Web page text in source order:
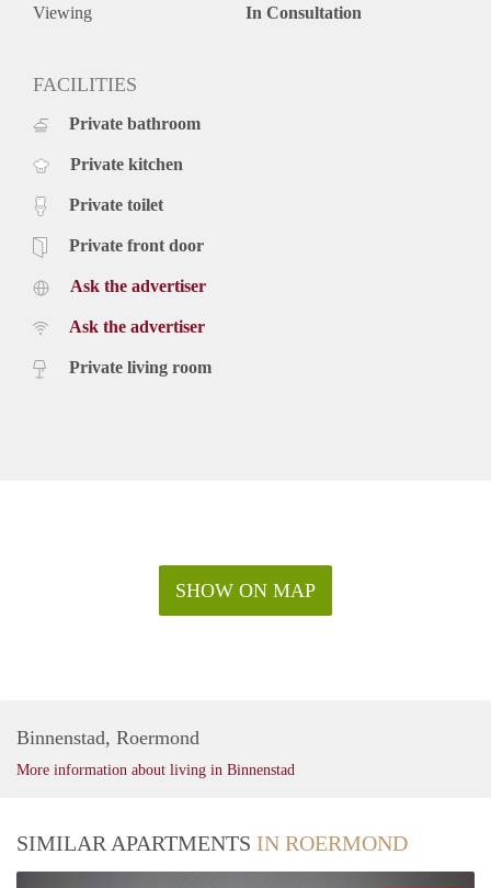
* De huurtermijn is minimaal 24 maanden:
Viewing In Consultation
FACILITIES
Private bathroom
Private kitchen
Private toilet
Private front door
Ask the advertiser
Ask the advertiser
Private living room
SHOW ON MAP
Binnenstad, Roermond
More information about living in Binnenstad
SIMILAR APARTMENTS IN ROERMOND